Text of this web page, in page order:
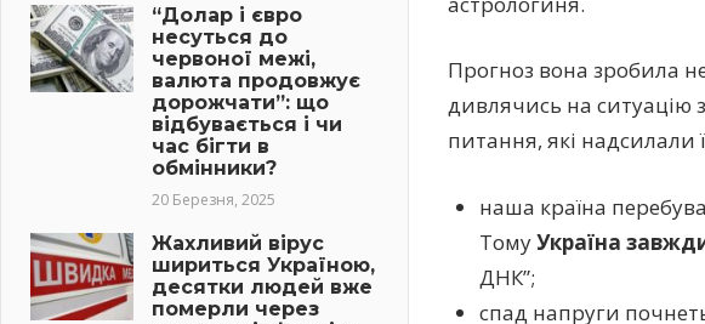
Прогноз вона зробила
дивлячись на ситуацію
питання, які надсилали
наша країна
ТомуУкраїна
ДНК”;
спад напруги
“Долар і євро
несуться до
червоної межі,
валюта продовжує
дорожчати”: що
відбувається і чи
час бігти в
обмінники?
20 Березня, 2025
Жахливий вірус
шириться Україною,
десятки людей вже
померли через